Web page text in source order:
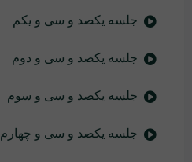
جلسه یکصد و سی و یکم
جلسه یکصد و سی و دوم
جلسه یکصد و سی و سوم
جلسه یکصد و سی و چهارم